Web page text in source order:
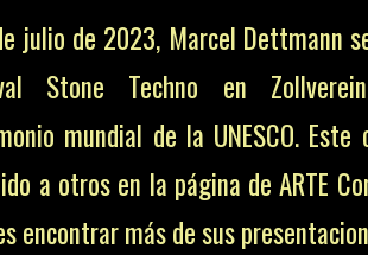
julio de 2023, Marcel Dettmann
Stone Techno en
mundial de la UNESCO. Este
a otros en la página de ARTE
encontrar más de sus